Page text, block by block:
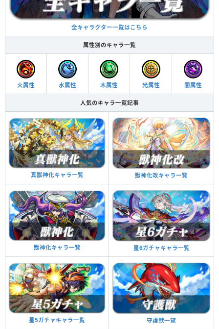
全キャラクター一覧はこちら
属性別のキャラ一覧
火属性 水属性 木属性 光属性 闇属性
人気のキャラ一覧記事
真獣神化キャラ一覧 獣神化改キャラ一覧
獣神化キャラ一覧 星6ガチャキャラ一覧
星5ガチャキャラ一覧 守護獣一覧